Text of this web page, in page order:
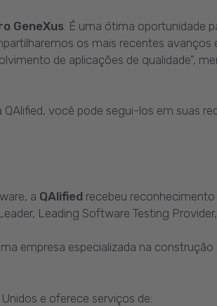
GeneXus. É uma ótima oportunidade
os mais recentes avanços
de aplicações de qualidade",
você pode segui-los em suas
a QAlified recebeu
Leading Software Testing
empresa especializada na
e oferece serviços de: